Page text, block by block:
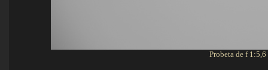
Probeta de f 1:5,6